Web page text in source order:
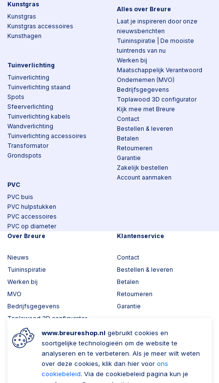
Kunstgras
Kunstgras
Kunstgras accessoires
Kunsthagen
Tuinverlichting
Tuinverlichting
Tuinverlichting staand
Spots
Sfeerverlichting
Tuinverlichting kabels
Wandverlichting
Tuinverlichting accessoires
Transformator
Grondspots
PVC
PVC buis
PVC hulpstukken
PVC accessoires
PVC op diameter
Alles over Breure
Laat je inspireren door onze
nieuwsberichten
Tuininspiratie | De mooiste
tuintrends van nu
Werken bij
Maatschappelijk Verantwoord
Ondernemen (MVO)
Bedrijfsgegevens
Toplawood 3D configurator
Kijk mee met Breure
Contact
Bestellen & leveren
Betalen
Retourneren
Garantie
Zakelijk bestellen
Account aanmaken
Over Breure
Nieuws
Tuininspiratie
Werken bij
MVO
Bedrijfsgegevens
Toplawood 3D configurator
Kijk mee met Breure
Klantenservice
Contact
Bestellen & leveren
Betalen
Retourneren
Garantie
Wil je ons volgen? Zaken doen met Breure
Zakelijk bestellen
www.breureshop.nl gebruikt cookies en
soortgelijke technologieën om de website te
analyseren en te verbeteren. Als je meer wilt weten
over deze cookies, klik dan hier voor ons
cookiebeleid. Via de cookiebeleid pagina kun je